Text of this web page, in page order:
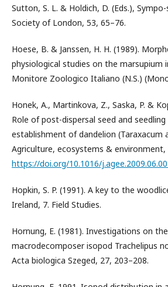
Sutton, S. L. & Holdich, D. (Eds.),
Society of London, 53, 65–76.
Hoese, B. & Janssen, H. H. (1989).
physiological studies on the marsupium
Monitore Zoologico Italiano (N.S.)
Honek, A., Martinkova, Z., Saska, P. &
Role of post-dispersal seed and
establishment of dandelion (Taraxacum
Agriculture, ecosystems & environment,
https://doi.org/10.1016/
Hopkin, S. P. (1991). A key to the
Ireland, 7. Field Studies.
Hornung, E. (1981). Investigations on
macrodecomposer isopod Trachelipus
Acta biologica Szeged, 27, 203–208.